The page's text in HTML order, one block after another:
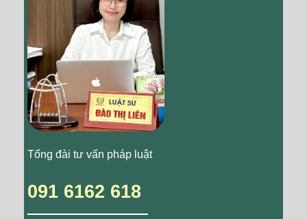
Tổng đài tư vấn pháp luật
091 6162 618